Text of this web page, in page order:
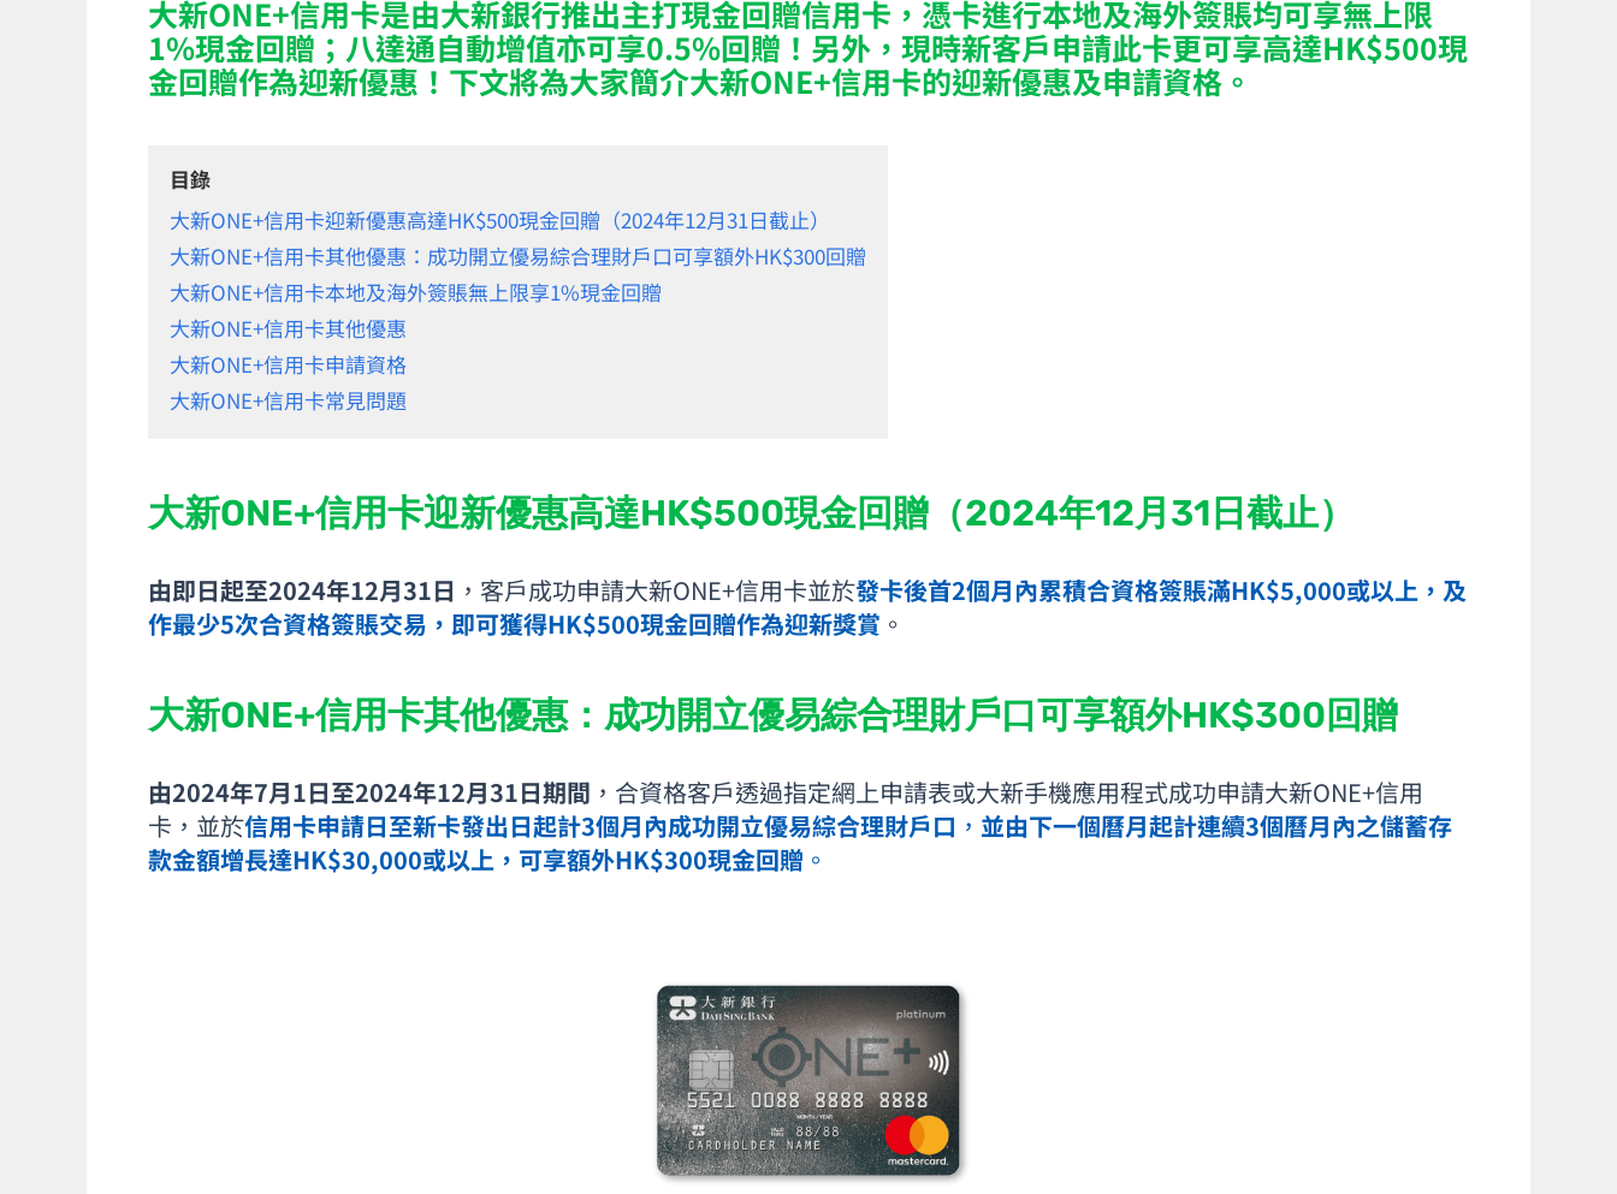
大新ONE+信用卡是由大新銀行推出主打現金回贈信用卡，憑卡進行本地及海外簽賬均可享無上限
1%現金回贈；八達通自動增值亦可享0.5%回贈！另外，現時新客戶申請此卡更可享高達HK$500現
金回贈作為迎新優惠！下文將為大家簡介大新ONE+信用卡的迎新優惠及申請資格。
目錄
大新ONE+信用卡迎新優惠高達HK$500現金回贈（2024年12月31日截止）
大新ONE+信用卡其他優惠：成功開立優易綜合理財戶口可享額外HK$300回贈
大新ONE+信用卡本地及海外簽賬無上限享1%現金回贈
大新ONE+信用卡其他優惠
大新ONE+信用卡申請資格
大新ONE+信用卡常見問題
大新ONE+信用卡迎新優惠高達HK$500現金回贈（2024年12月 31日截止）
由即日起至2024年12月31日 ，客戶成功申請大新ONE+信用卡並於發卡後首2個月內累積合資格簽賬滿HK$5,000或以上， 及
作最少5次合資格簽賬交易，即可獲得HK$500現金回贈作為迎新獎賞 。
大新ONE+信用卡其他優惠：成功開立優易綜合理財戶口可享額外HK$300回贈
由2024年7月1日至2024年12月31日期間 ，合資格客戶透過指定網上申請表或大新手機應用程式成功申請大新ONE+信用
卡，並於信用卡申請日至新卡發出日起計3個月內成功開立優易綜合理財戶口 ， 並由下一個曆月起計連續3個曆月內之儲蓄存
款金額增長達HK$30,000或以上，可享額外HK$300現金回贈 。